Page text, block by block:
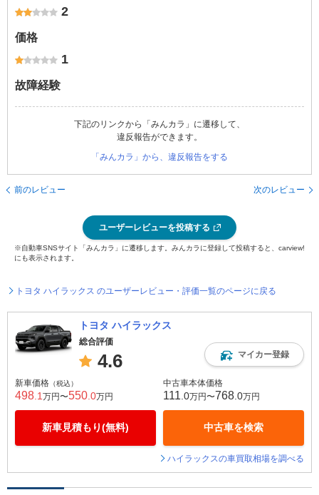
2
価格
1
故障経験
下記のリンクから「みんカラ」に遷移して、
違反報告ができます。
「みんカラ」から、違反報告をする
前のレビュー 次のレビュー
ユーザーレビューを投稿する
※自動車SNSサイト「みんカラ」に遷移します。みんカラに登録して投稿すると、carview!
にも表示されます。
トヨタ ハイラックス のユーザーレビュー・評価一覧のページに戻る
トヨタ ハイラックス
総合評価
4.6 マイカー登録
新車価格 （税込）
498 .1 万円〜550 .0万円
新車見積もり(無料)
中古車本体価格
111 .0万円〜768 .0万円
中古車を検索
ハイラックスの車買取相場を調べる